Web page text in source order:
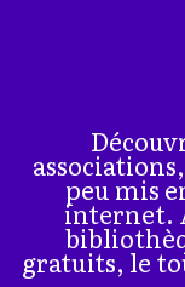
peu mis
internet.
gratuits, le